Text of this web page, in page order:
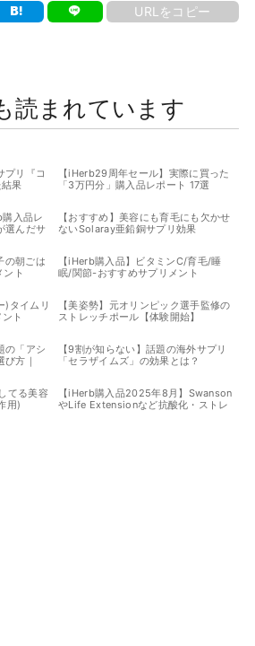
URLをコピー
読まれています
プリ『コ
果
【iHerb29周年セール】実際に買った
「3万円分」購入品レポート 17選
入品レ
選んだサ
【おすすめ】美容にも育毛にも欠かせ
ないSolaray亜鉛銅サプリ効果
の朝ごは
ト
【iHerb購入品】ビタミンC/育毛/睡
眠/関節-おすすめサプリメント
)タイムリ
ト
【美姿勢】元オリンピック選手監修の
ストレッチポール【体験開始】
の「アシ
方｜
【9割が知らない】話題の海外サプリ
「セラザイムズ」の効果とは？
てる美容
用)
【iHerb購入品2025年8月】Swanson
やLife Extensionなど抗酸化・ストレ